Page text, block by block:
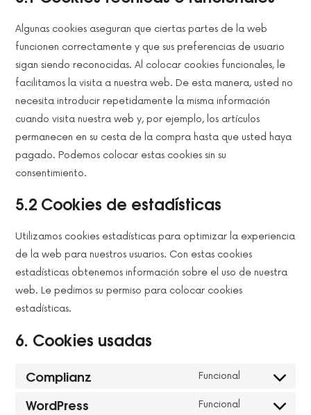
Algunas cookies aseguran que ciertas partes de la web
funcionen correctamente y que sus preferencias de usuario
sigan siendo reconocidas. Al colocar cookies funcionales, le
facilitamos la visita a nuestra web. De esta manera, usted no
necesita introducir repetidamente la misma información
cuando visita nuestra web y, por ejemplo, los artículos
permanecen en su cesta de la compra hasta que usted haya
pagado. Podemos colocar estas cookies sin su
consentimiento.
5.2 Cookies de estadísticas
Utilizamos cookies estadísticas para optimizar la experiencia
de la web para nuestros usuarios. Con estas cookies
estadísticas obtenemos información sobre el uso de nuestra
web. Le pedimos su permiso para colocar cookies
estadísticas.
6. Cookies usadas
Complianz Funcional
CONSENT
SERVICE
WordPress Funcional
CONSENT